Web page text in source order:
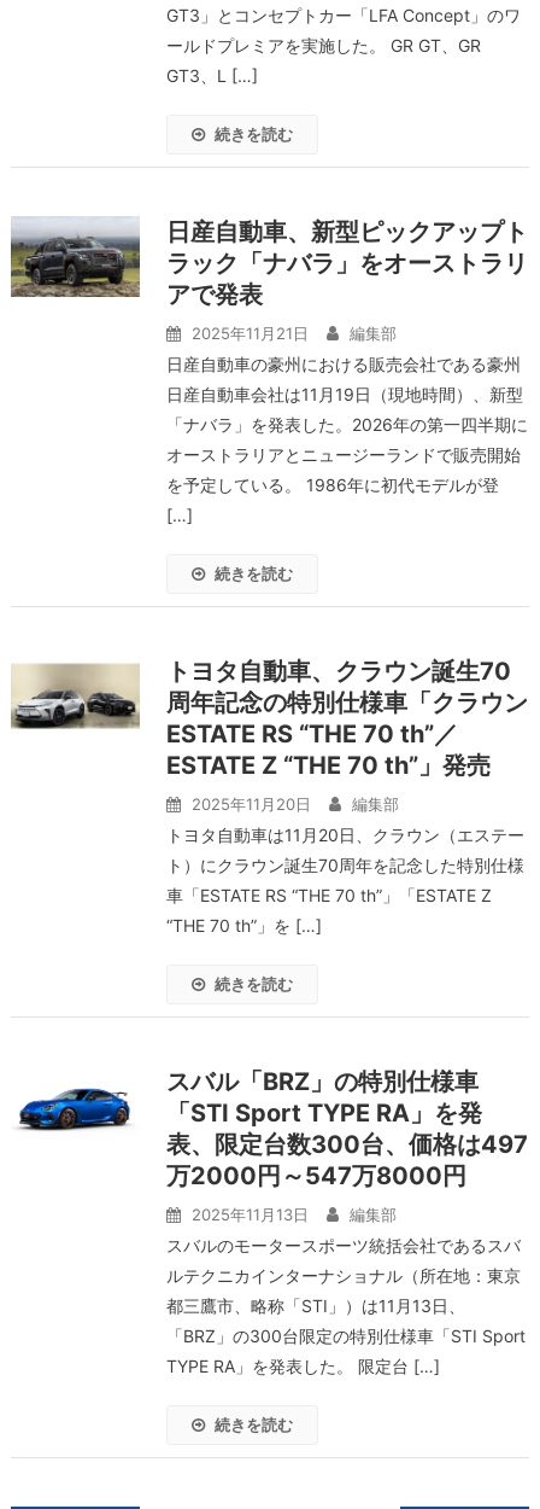
GT3」とコンセプトカー「LFA Concept」のワ
ールドプレミアを実施した。 GR GT、GR
GT3、L […]
続きを読む
日産自動車、新型ピックアップト
ラック「ナバラ」をオーストラリ
アで発表
2025年11月21日 編集部
日産自動車の豪州における販売会社である豪州
日産自動車会社は11月19日（現地時間）、新型
「ナバラ」を発表した。2026年の第一四半期に
オーストラリアとニュージーランドで販売開始
を予定している。 1986年に初代モデルが登
[…]
続きを読む
トヨタ自動車、クラウン誕生70
周年記念の特別仕様車「クラウン
ESTATE RS “THE 70 th”／
ESTATE Z “THE 70 th”」発売
2025年11月20日 編集部
トヨタ自動車は11月20日、クラウン（エステー
ト）にクラウン誕生70周年を記念した特別仕様
車「ESTATE RS “THE 70 th”」「ESTATE Z
“THE 70 th”」を […]
続きを読む
スバル「BRZ」の特別仕様車
「STI Sport TYPE RA」を発
表、限定台数300台、価格は497
万2000円～547万8000円
2025年11月13日 編集部
スバルのモータースポーツ統括会社であるスバ
ルテクニカインターナショナル（所在地：東京
都三鷹市、略称「STI」）は11月13日、
「BRZ」の300台限定の特別仕様車「STI Sport
TYPE RA」を発表した。 限定台 […]
続きを読む